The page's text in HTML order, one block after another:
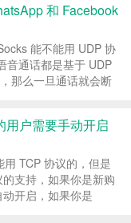
和 Facebook
能不能用 UDP 协
音通话都是基于 UDP
那么一旦通话就会断
用户需要手动开启
TCP 协议的，但是
支持，如果你是新购
开启，如果你是